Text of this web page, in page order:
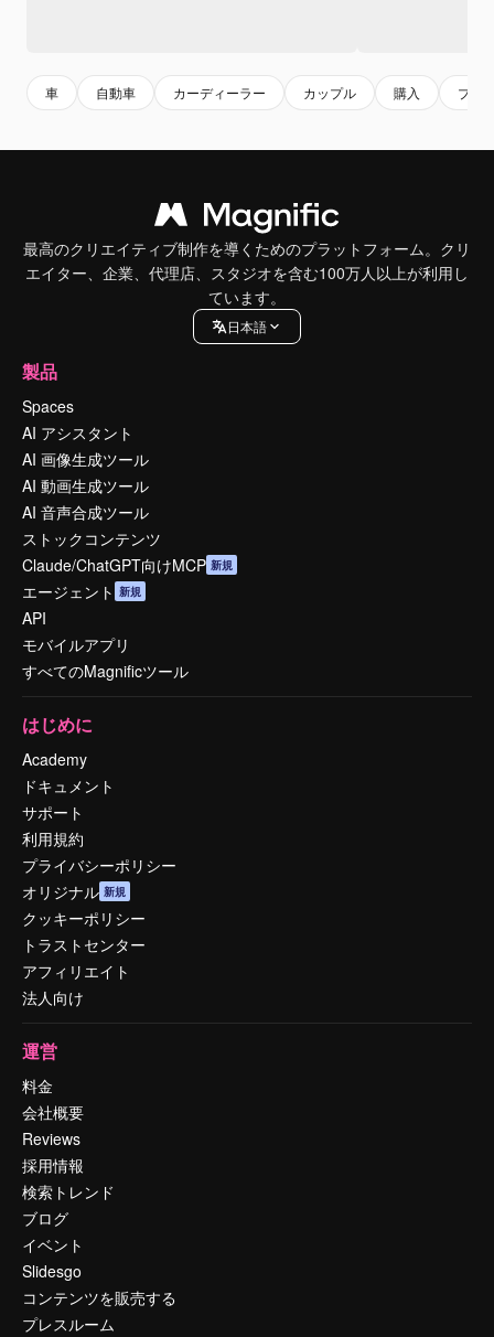
車 自動車 カーディーラー カップル 購入 プレ
最高のクリエイティブ制作を導くためのプラットフォーム。クリ
エイター、企業、代理店、スタジオを含む100万人以上が利用し
ています。
日本語
製品
Spaces
AI アシスタント
AI 画像生成ツール
AI 動画生成ツール
AI 音声合成ツール
ストックコンテンツ
Claude/ChatGPT向けMCP 新規
エージェント 新規
API
モバイルアプリ
すべてのMagnificツール
はじめに
Academy
ドキュメント
サポート
利用規約
プライバシーポリシー
オリジナル 新規
クッキーポリシー
トラストセンター
アフィリエイト
法人向け
運営
料金
会社概要
Reviews
採用情報
検索トレンド
ブログ
イベント
Slidesgo
コンテンツを販売する
プレスルーム